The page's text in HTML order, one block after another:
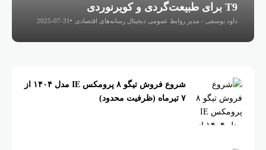
T9 برای طبیعت‌گردی و کویرنوردی
داود یوسفی - مدیر روابط عمومی دیجیتال رسانه‌های اقتصادی 2025-07-31
شروع فروش تیگو ۸ پرومکس IE مدل ۱۴۰۴ از
۷ تیرماه (ظرفیت محدود)